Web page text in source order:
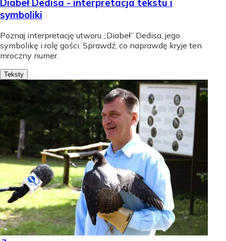
Diabeł Dedisa - interpretacja tekstu i
symboliki
Poznaj interpretację utworu „Diabeł” Dedisa, jego
symbolikę i rolę gości. Sprawdź, co naprawdę kryje ten
mroczny numer.
Teksty